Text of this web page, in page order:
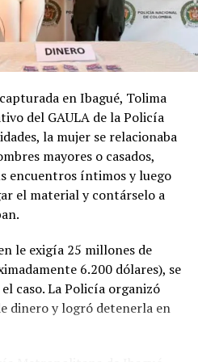
en Ibagué, Tolima
del GAULA de la Policía
la mujer se relacionaba
mayores o casados,
encuentros íntimos y luego
el material y contárselo a
le exigía 25 millones de
6.200 dólares), se
caso. La Policía organizó
dinero y logró detenerla en